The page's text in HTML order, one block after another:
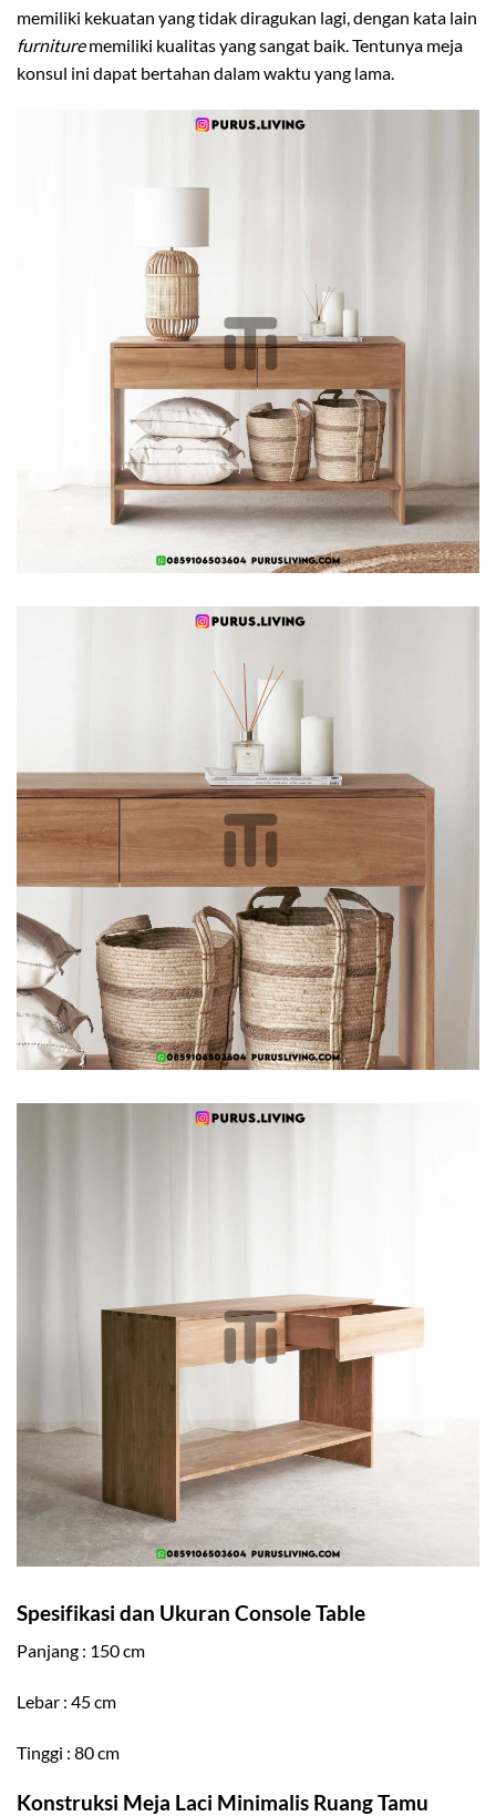
memiliki kekuatan yang tidak diragukan lagi, dengan kata lain
furniturememiliki kualitas yang sangat baik. Tentunya meja
konsul ini dapat bertahan dalam waktu yang lama.
Spesifikasi dan Ukuran Console Table
Panjang : 150 cm
Lebar : 45 cm
Tinggi : 80 cm
Konstruksi Meja Laci Minimalis Ruang Tamu